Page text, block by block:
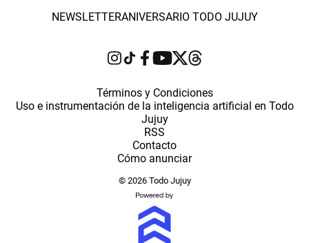
NEWSLETTERANIVERSARIO TODO JUJUY
Términos y Condiciones
Uso e instrumentación de la inteligencia artificial en Todo
Jujuy
RSS
Contacto
Cómo anunciar
© 2026 Todo Jujuy